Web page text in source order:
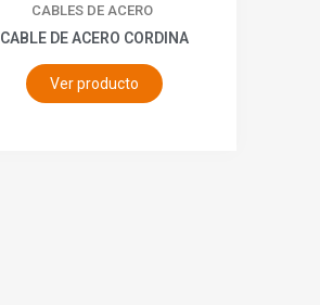
CABLES DE ACERO
CABLE DE ACERO CORDINA
Ver producto